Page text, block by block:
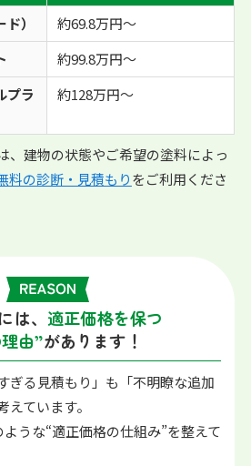
）
約69.8万円～
約99.8万円～
プラ
約128万円～
、建物の状態やご希望の塗料によっ
料の診断・見積もりをご利用くださ
は、 適正価格を保つ
由”があります！
ぎる見積もり」も「不明瞭な追加
ています。
うな“適正価格の仕組み”を整えて